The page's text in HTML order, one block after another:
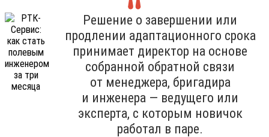
Решение о завершении или
продлении адаптационного срока
принимает директор на основе
собранной обратной связи
от менеджера, бригадира
и инженера — ведущего или
эксперта, с которым новичок
работал в паре.